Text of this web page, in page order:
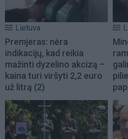
Lietuva
Premjeras: nėra
indikacijų, kad reikia
mažinti dyzelino akcizą –
kaina turi viršyti 2,2 euro
už litrą (2)